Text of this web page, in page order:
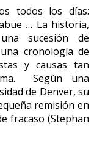
todos los días:
… La historia,
sucesión de
cronología de
y causas tan
Según una
de Denver, su
remisión en
fracaso (Stephan